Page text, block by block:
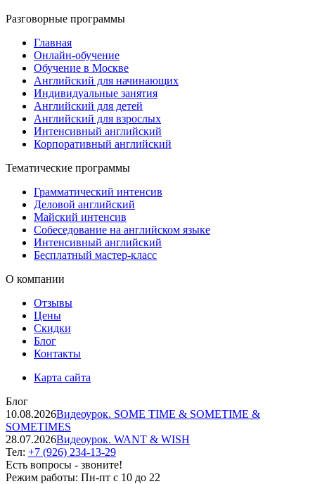
Разговорные программы
Главная
Онлайн-обучение
Обучение в Москве
Английский для начинающих
Индивидуальные занятия
Английский для детей
Английский для взрослых
Интенсивный английский
Корпоративный английский
Тематические программы
Грамматический интенсив
Деловой английский
Майский интенсив
Собеседование на английском языке
Интенсивный английский
Бесплатный мастер-класс
О компании
Отзывы
Цены
Скидки
Блог
Контакты
Карта сайта
Блог
10.08.2026Видеоурок. SOME TIME & SOMETIME &
SOMETIMES
28.07.2026Видеоурок. WANT & WISH
Тел: +7 (926) 234-13-29
Есть вопросы - звоните!
Режим работы: Пн-пт с 10 до 22